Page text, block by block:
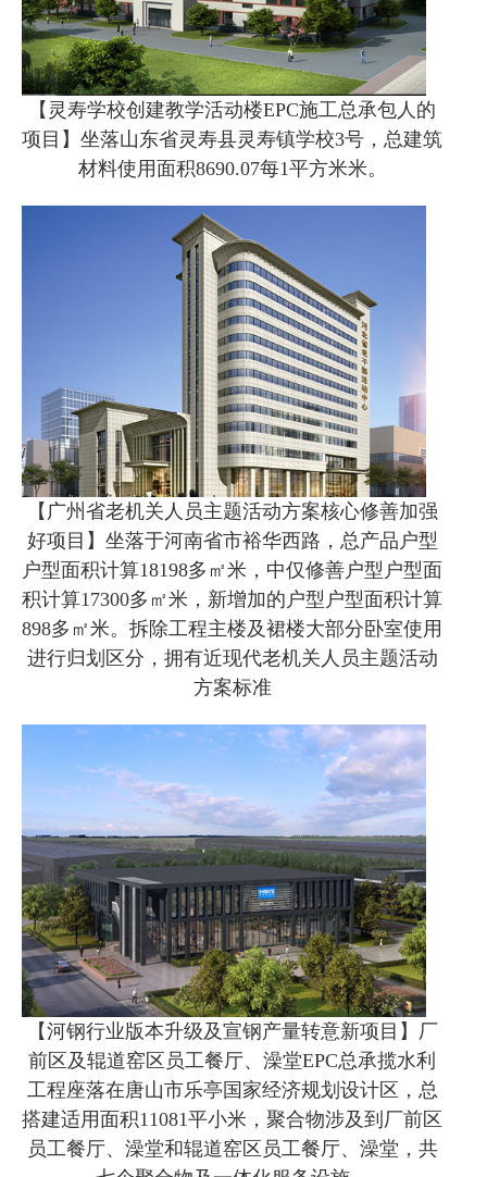
【灵寿学校创建教学活动楼EPC施工总承包人的
项目】坐落山东省灵寿县灵寿镇学校3号，总建筑
材料使用面积8690.07每1平方米米。
【广州省老机关人员主题活动方案核心修善加强
好项目】坐落于河南省市裕华西路，总产品户型
户型面积计算18198多㎡米，中仅修善户型户型面
积计算17300多㎡米，新增加的户型户型面积计算
898多㎡米。拆除工程主楼及裙楼大部分卧室使用
进行归划区分，拥有近现代老机关人员主题活动
方案标准
【河钢行业版本升级及宣钢产量转意新项目】厂
前区及辊道窑区员工餐厅、澡堂EPC总承揽水利
工程座落在唐山市乐亭国家经济规划设计区，总
搭建适用面积11081平小米，聚合物涉及到厂前区
员工餐厅、澡堂和辊道窑区员工餐厅、澡堂，共